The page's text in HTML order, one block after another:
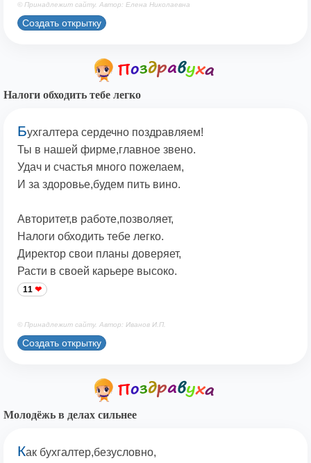
© Принадлежит сайту. Автор: Елена Николаевна
Создать открытку
Налоги обходить тебе легко
Бухгалтера сердечно поздравляем!
Ты в нашей фирме,главное звено.
Удач и счастья много пожелаем,
И за здоровье,будем пить вино.
Авторитет,в работе,позволяет,
Налоги обходить тебе легко.
Директор свои планы доверяет,
Расти в своей карьере высоко.
11
© Принадлежит сайту. Автор: Иванов И.П.
Создать открытку
Молодёжь в делах сильнее
Как бухгалтер,безусловно,